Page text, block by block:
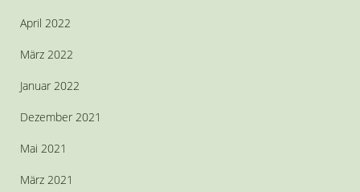
April 2022
März 2022
Januar 2022
Dezember 2021
Mai 2021
März 2021